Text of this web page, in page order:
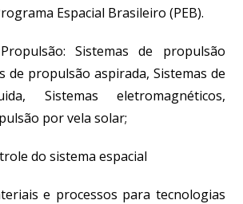
Espacial Brasileiro (PEB).
Sistemas de propulsão
de propulsão aspirada, Sistemas de
Sistemas eletromagnéticos,
por vela solar;
do sistema espacial
e processos para tecnologias